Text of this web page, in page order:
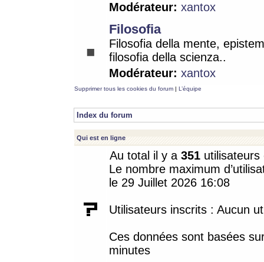
Modérateur: xantox
Filosofia
Filosofia della mente,
filosofia della scienza..
Modérateur: xantox
Supprimer tous les cookies du forum | L’équipe
Index du forum
Qui est en ligne
Au total il y a 351
Le nombre maximum
le 29 Juillet 2026 16:08
Utilisateurs inscrits : Aucun
Ces données sont basées
minutes